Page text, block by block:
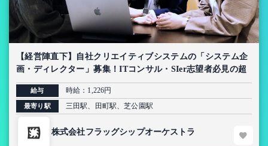
【経営陣直下】自社クリエイティブシステムの「システム企
画・ディレクター」募集！ITコンサル・SIer志望者必見の超
上流インターン【AI導入プロジェクト】
給与 時給：1,226円
最寄り駅 三田駅、田町駅、芝公園駅
株式会社フラッグシップオーケストラ